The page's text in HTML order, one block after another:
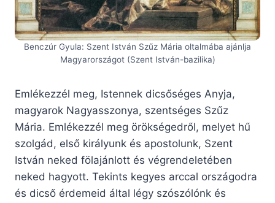
Benczúr Gyula: Szent István Szűz Mária oltalmába ajánlja
Magyarországot (Szent István-bazilika)
Emlékezzél meg, Istennek dicsőséges Anyja,
magyarok Nagyasszonya, szentséges Szűz
Mária. Emlékezzél meg örökségedről, melyet hű
szolgád, első királyunk és apostolunk, Szent
István neked fölajánlott és végrendeletében
neked hagyott. Tekints kegyes arccal országodra
és dicső érdemeid által légy szószólónk és